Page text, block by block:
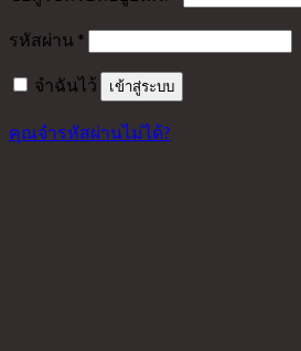
รหัสผ่าน *
จำฉันไว้ เข้าสู่ระบบ
คุณจำรหัสผ่านไม่ได้?